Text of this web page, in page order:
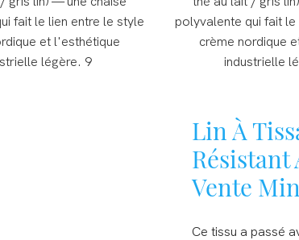
Lin À
Résistant
Vente
Ce tissu a passé